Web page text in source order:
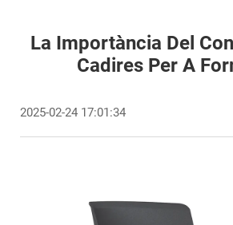
La Importància Del
Cadires Per A
2025-02-24 17:01:34